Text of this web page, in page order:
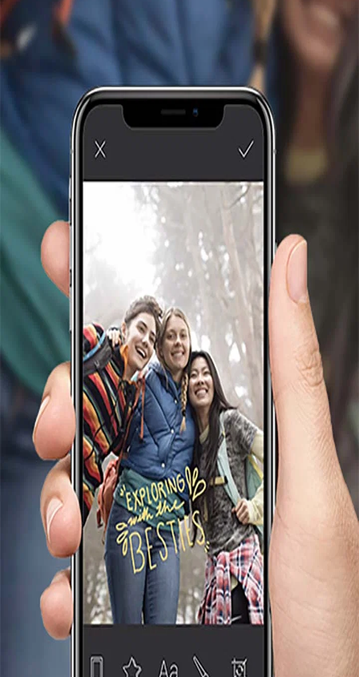
مطبوعات بحجم كبير
تشعرك المطبوعات الأكبر حجمًا بمتعة أكبر. ستحصل عليها في
لمح البصر باستخدام طابعة HP Sprocket Plus.